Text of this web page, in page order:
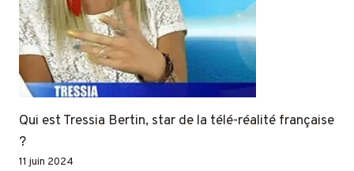
Qui est Tressia Bertin, star de la télé-réalité française
?
11 juin 2024